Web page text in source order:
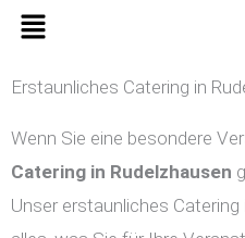
Menü
Erstaunliches Catering in
Wenn Sie eine besondere
Catering in Rudelzhausen
Unser erstaunliches